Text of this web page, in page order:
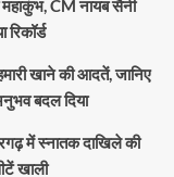
CM नायब सैनी
खाने की आदतें, जानिए
बदल दिया
में स्नातक दाखिले की
खाली